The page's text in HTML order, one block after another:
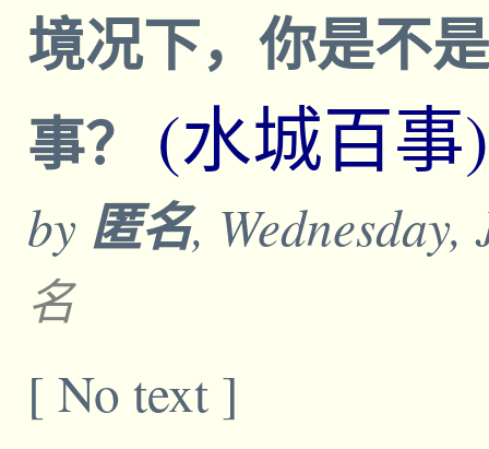
境况下，你是不
事？ (水城百事)
by 匿名,
名
[ No text ]